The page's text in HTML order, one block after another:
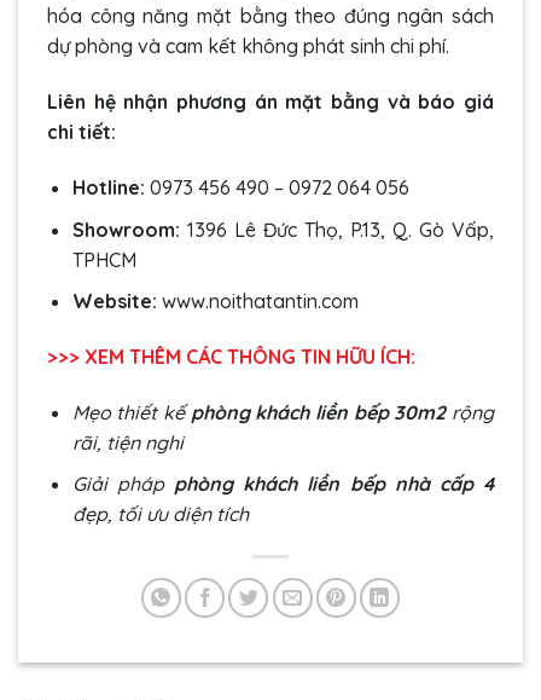
hóa công năng mặt bằng theo đúng ngân sách
dự phòng và cam kết không phát sinh chi phí.
Liên hệ nhận phương án mặt bằng và báo giá
chi tiết:
Hotline: 0973 456 490 – 0972 064 056
Showroom: 1396 Lê Đức Thọ, P.13, Q. Gò Vấp,
TPHCM
Website: www.noithatantin.com
>>> XEM THÊM CÁC THÔNG TIN HỮU ÍCH:
Mẹo thiết kếphòng khách liền bếp 30m2rộng
rãi, tiện nghi
Giải pháp phòng khách liền bếp nhà cấp 4
đẹp, tối ưu diện tích